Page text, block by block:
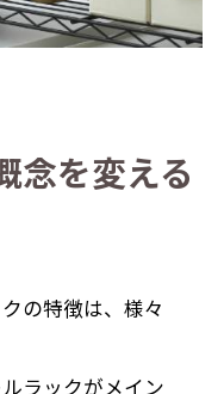
念を変える
の特徴は、様々
ラックがメイン